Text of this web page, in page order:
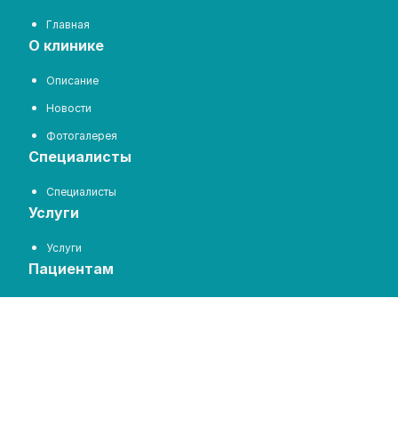
Главная
о клинике
Описание
Новости
Фотогалерея
специалисты
Специалисты
услуги
Услуги
пациентам